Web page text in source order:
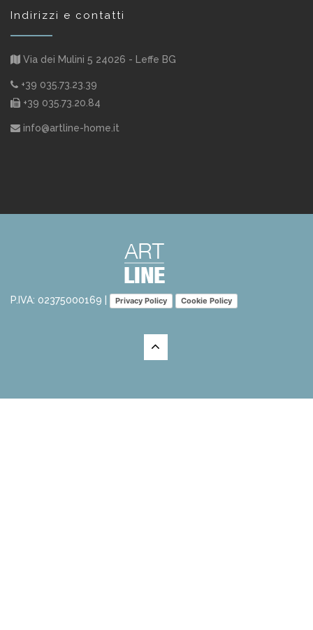
Indirizzi e contatti
Via dei Mulini 5 24026 - Leffe BG
+39 035.73.23.39
+39 035.73.20.84
info@artline-home.it
P.IVA: 02375000169 | Privacy Policy Cookie Policy